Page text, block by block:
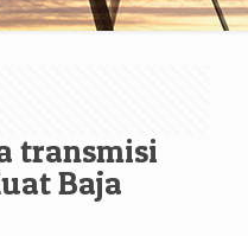
transmisi
Baja